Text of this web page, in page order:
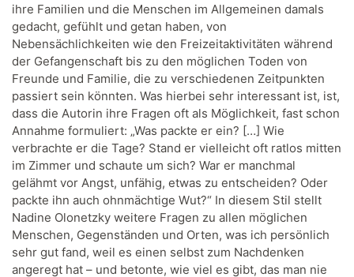
ihre Familien und die Menschen im Allgemeinen damals
gedacht, gefühlt und getan haben, von
Nebensächlichkeiten wie den Freizeitaktivitäten während
der Gefangenschaft bis zu den möglichen Toden von
Freunde und Familie, die zu verschiedenen Zeitpunkten
passiert sein könnten. Was hierbei sehr interessant ist, ist,
dass die Autorin ihre Fragen oft als Möglichkeit, fast schon
Annahme formuliert: „Was packte er ein? […] Wie
verbrachte er die Tage? Stand er vielleicht oft ratlos mitten
im Zimmer und schaute um sich? War er manchmal
gelähmt vor Angst, unfähig, etwas zu entscheiden? Oder
packte ihn auch ohnmächtige Wut?“ In diesem Stil stellt
Nadine Olonetzky weitere Fragen zu allen möglichen
Menschen, Gegenständen und Orten, was ich persönlich
sehr gut fand, weil es einen selbst zum Nachdenken
angeregt hat – und betonte, wie viel es gibt, das man nie